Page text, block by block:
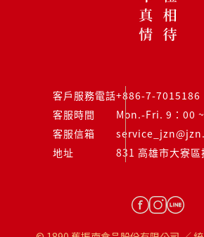
客戶服務電話+886-7-7015186
客服時間
Mon.-Fri. 9：00
客服信箱
地址
831 高雄市大寮